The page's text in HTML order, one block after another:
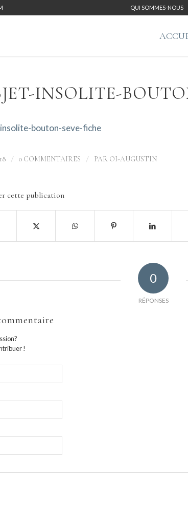
QUI SOMMES-NOUS
INSOLITE-
bouton-seve-fiche
/ 0 COMMENTAIRES / PAR OI-AUGUSTIN
cette publication
0
RÉPONSES
!